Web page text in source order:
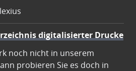
digitalisierter Drucke
noch nicht in unserem
probieren Sie es doch in